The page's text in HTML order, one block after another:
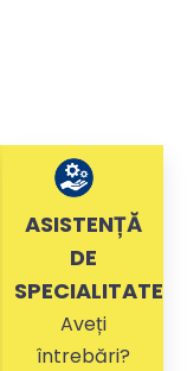
ASISTENȚĂ
DE
SPECIALITATE
Aveți
întrebări?